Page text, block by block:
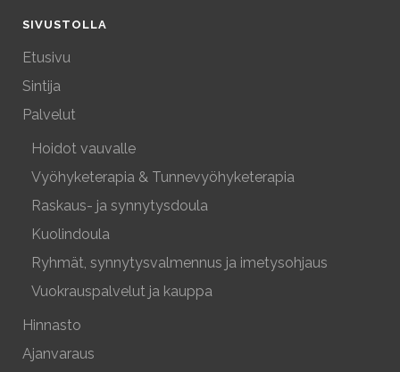
SIVUSTOLLA
Etusivu
Sintija
Palvelut
Hoidot vauvalle
Vyöhyketerapia & Tunnevyöhyketerapia
Raskaus- ja synnytysdoula
Kuolindoula
Ryhmät, synnytysvalmennus ja imetysohjaus
Vuokrauspalvelut ja kauppa
Hinnasto
Ajanvaraus